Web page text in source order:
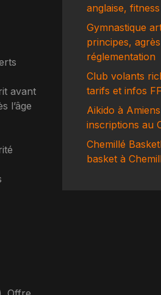
avant
l’âge
anglaise,
Gymnastique
principes,
réglementation
Club volants
tarifs et infos
Aikido à
inscriptions au
Chemillé
basket à